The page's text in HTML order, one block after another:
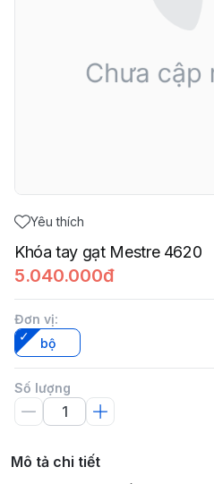
Yêu thích
Khóa tay gạt Mestre 4620
5.040.000đ
Đơn vị:
bộ
Số lượng
Mô tả chi tiết